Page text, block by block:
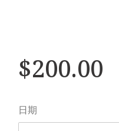
$200.00
日期